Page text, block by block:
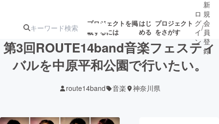
プロジェクトを掲
載するには
はじ
める
プロジェクト
をさがす
注目の新着プロ
ジェクト
募集終了が近いプ
ロジェクト
ロ
グ
イ
ン
/
新
規
会
員
登
録
第3回ROUTE14band音楽フェスティ
バルを中原平和公園で行いたい。
route14band 音楽 神奈川県